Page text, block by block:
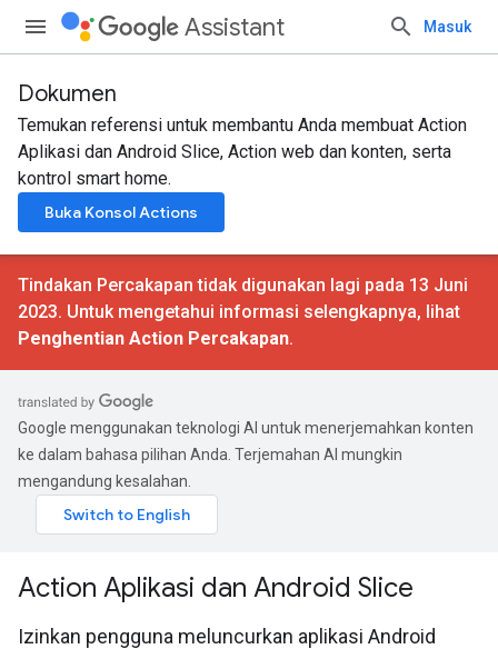
Assistant Masuk
Dokumen
Temukan referensi untuk membantu Anda membuat Action
Aplikasi dan Android Slice, Action web dan konten, serta
kontrol smart home.
Buka Konsol Actions
Tindakan Percakapan tidak digunakan lagi pada 13 Juni
2023. Untuk mengetahui informasi selengkapnya, lihat
Penghentian Action Percakapan.
Google menggunakan teknologi AI untuk menerjemahkan konten
ke dalam bahasa pilihan Anda. Terjemahan AI mungkin
mengandung kesalahan.
Action Aplikasi dan Android Slice
Izinkan pengguna meluncurkan aplikasi Android